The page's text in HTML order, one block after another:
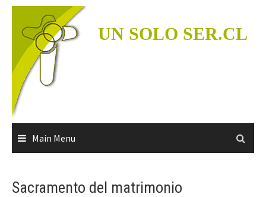
Skip
content
UN SOLO SER.CL
Main Menu
Sacramento del matrimonio